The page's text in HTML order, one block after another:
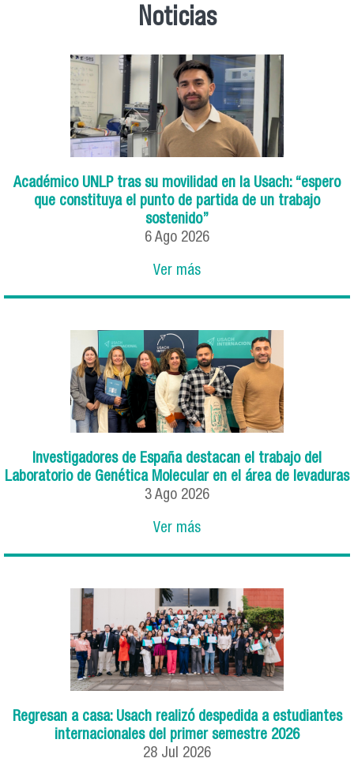
Noticias
Académico UNLP tras su movilidad en la Usach: “espero
que constituya el punto de partida de un trabajo
sostenido”
6 Ago 2026
Ver más
Investigadores de España destacan el trabajo del
Laboratorio de Genética Molecular en el área de levaduras
3 Ago 2026
Ver más
Regresan a casa: Usach realizó despedida a estudiantes
internacionales del primer semestre 2026
28 Jul 2026